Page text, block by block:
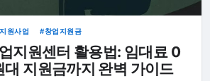
원사업 창업지원금
지원센터 활용법: 임대료 0
대 지원금까지 완벽 가이드